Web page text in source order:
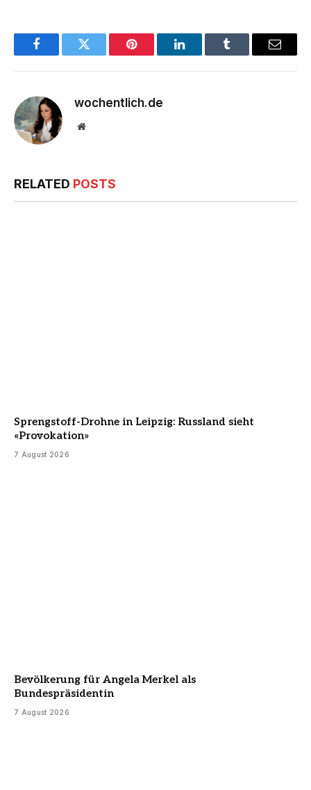
FacebookTwitter Pinterest LinkedInTumblr Email
wochentlich.de
Website
RELATED POSTS
Sprengstoff-Drohne in Leipzig: Russland sieht
«Provokation»
7 August 2026
Bevölkerung für Angela Merkel als
Bundespräsidentin
7 August 2026